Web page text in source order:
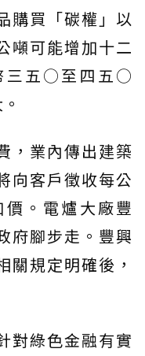
購買「碳權」以
噸可能增加十二
三五○至四五○
，業內傳出建築
向客戶徵收每公
。電爐大廠豐
府腳步走。豐興
關規定明確後，
對綠色金融有實